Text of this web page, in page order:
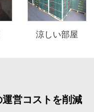
涼しい部屋
営コストを削減